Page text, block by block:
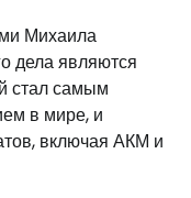
Михаила
дела являются
стал самым
в мире, и
включая АКМ и